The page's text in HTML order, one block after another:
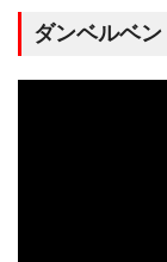
ダンベルベ